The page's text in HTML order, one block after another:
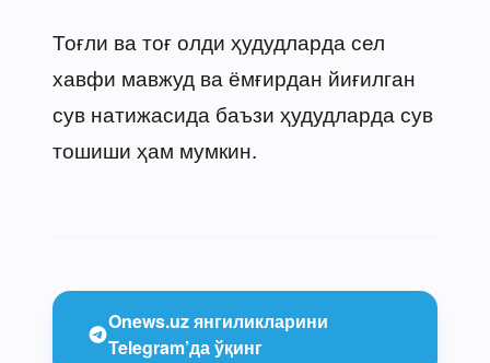
Тоғли ва тоғ олди ҳудудларда сел
хавфи мавжуд ва ёмғирдан йиғилган
сув натижасида баъзи ҳудудларда сув
тошиши ҳам мумкин.
Onews.uz янгиликларини
Telegram’да ўқинг